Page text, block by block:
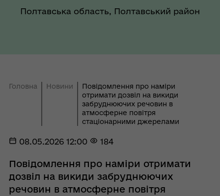
Полтавська область, Полтавський район
Головна Новини
Повідомлення про наміри
отримати дозвіл на викиди
забруднюючих речовин в
атмосферне повітря
стаціонарними джерелами
08.05.2026 12:00 184
Повідомлення про наміри отримати
дозвіл на викиди забруднюючих
речовин в атмосферне повітря